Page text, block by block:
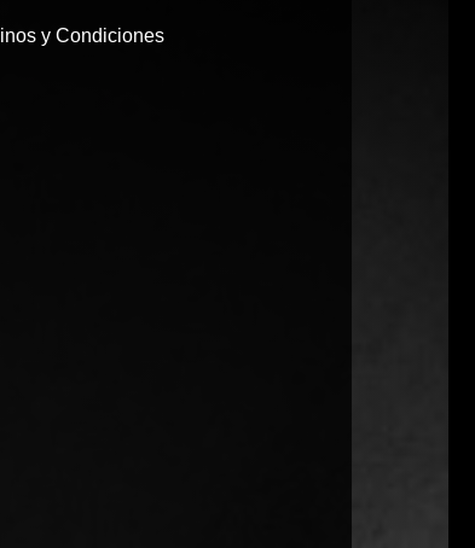
y Condiciones